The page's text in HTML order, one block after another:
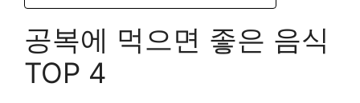
공복에 먹으면 좋은 음식
TOP 4